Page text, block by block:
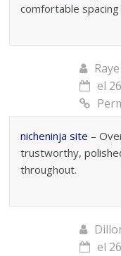
comfortable
el
nicheninja site –
trustworthy,
throughout.
el